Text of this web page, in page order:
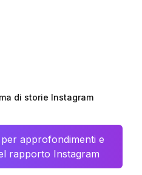
di storie Instagram
approfondimenti e
rapporto Instagram